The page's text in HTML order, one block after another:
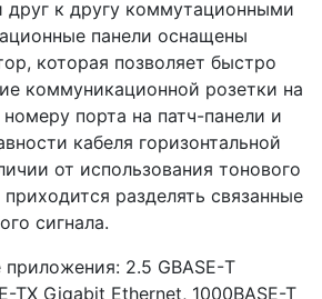
друг к другу коммутационными
панели оснащены
которая позволяет быстро
коммуникационной розетки на
порта на патч-панели и
кабеля горизонтальной
от использования тонового
приходится разделять связанные
сигнала.
2.5 GBASE-Т
TX Gigabit Ethernet, 1000BASE-T